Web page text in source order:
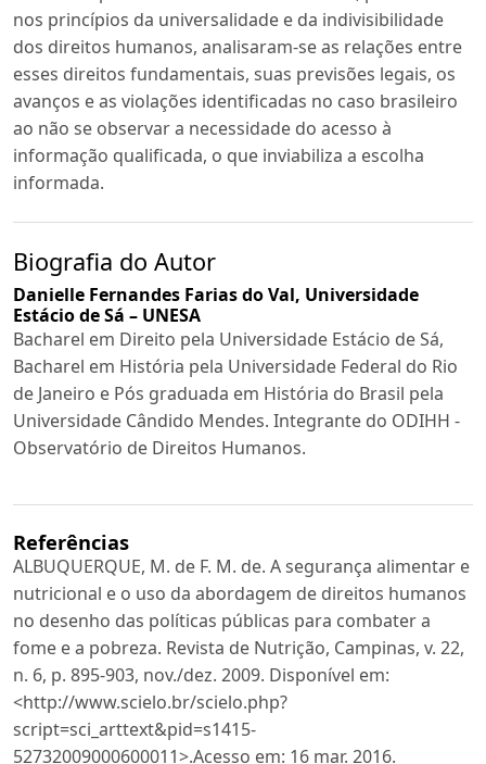
nos princípios da universalidade e da indivisibilidade
dos direitos humanos, analisaram-se as relações entre
esses direitos fundamentais, suas previsões legais, os
avanços e as violações identificadas no caso brasileiro
ao não se observar a necessidade do acesso à
informação qualificada, o que inviabiliza a escolha
informada.
Biografia do Autor
Danielle Fernandes Farias do Val, Universidade
Estácio de Sá – UNESA
Bacharel em Direito pela Universidade Estácio de Sá,
Bacharel em História pela Universidade Federal do Rio
de Janeiro e Pós graduada em História do Brasil pela
Universidade Cândido Mendes. Integrante do ODIHH -
Observatório de Direitos Humanos.
Referências
ALBUQUERQUE, M. de F. M. de. A segurança alimentar e
nutricional e o uso da abordagem de direitos humanos
no desenho das políticas públicas para combater a
fome e a pobreza. Revista de Nutrição, Campinas, v. 22,
n. 6, p. 895-903, nov./dez. 2009. Disponível em:
<http://www.scielo.br/scielo.php?
script=sci_arttext&pid=s1415-
52732009000600011>.Acesso em: 16 mar. 2016.